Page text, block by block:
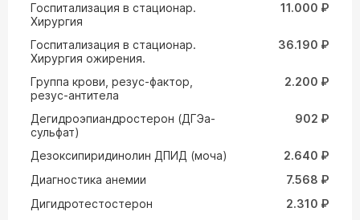
Госпитализация в стационар.
Хирургия
11.000 ₽
Госпитализация в стационар.
Хирургия ожирения.
36.190 ₽
Группа крови, резус-фактор,
резус-антитела
2.200 ₽
Дегидроэпиандростерон (ДГЭа-
сульфат)
902 ₽
Дезоксипиридинолин ДПИД (моча)
2.640 ₽
Диагностика анемии
7.568 ₽
Дигидротестостерон
2.310 ₽